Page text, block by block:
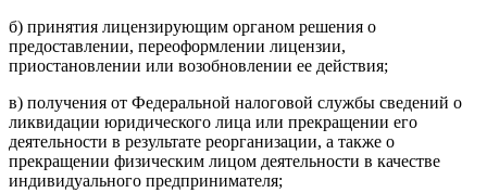
б) принятия лицензирующим органом решения о
предоставлении, переоформлении лицензии,
приостановлении или возобновлении ее действия;
в) получения от Федеральной налоговой службы сведений о
ликвидации юридического лица или прекращении его
деятельности в результате реорганизации, а также о
прекращении физическим лицом деятельности в качестве
индивидуального предпринимателя;